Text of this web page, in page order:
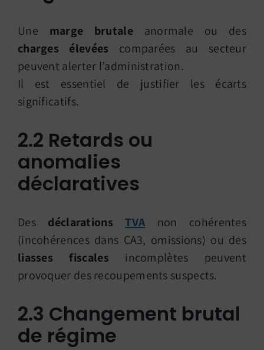
Une marge brutaleanormale ou des
charges élevées comparées au secteur
peuvent alerter l’administration.
Il est essentiel de justifier les écarts
significatifs.
2.2 Retards ou
anomalies
déclaratives
Des déclarationsTVA non cohérentes
(incohérences dans CA3, omissions) ou des
liasses fiscales incomplètes peuvent
provoquer des recoupements suspects.
2.3 Changement brutal
de régime